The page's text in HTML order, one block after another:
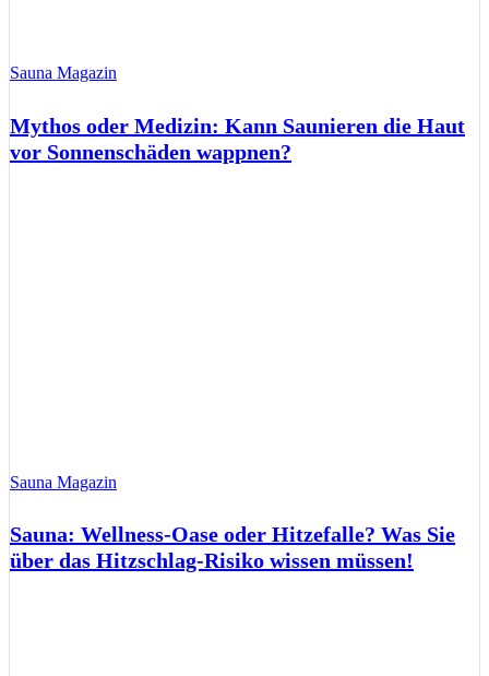
Sauna Magazin
Mythos oder Medizin: Kann Saunieren die Haut
vor Sonnenschäden wappnen?
Sauna Magazin
Sauna: Wellness-Oase oder Hitzefalle? Was Sie
über das Hitzschlag-Risiko wissen müssen!